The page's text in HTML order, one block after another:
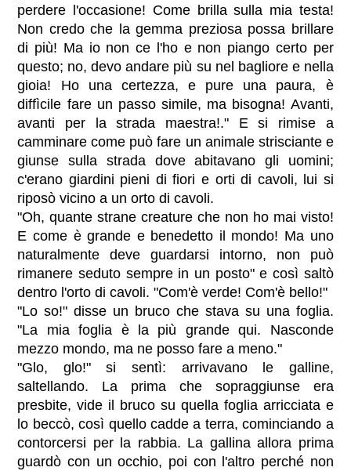
perdere l'occasione! Come brilla sulla mia testa!
Non credo che la gemma preziosa possa brillare
di più! Ma io non ce l'ho e non piango certo per
questo; no, devo andare più su nel bagliore e nella
gioia! Ho una certezza, e pure una paura, è
diffìcile fare un passo simile, ma bisogna! Avanti,
avanti per la strada maestra!." E si rimise a
camminare come può fare un animale strisciante e
giunse sulla strada dove abitavano gli uomini;
c'erano giardini pieni di fiori e orti di cavoli, lui si
riposò vicino a un orto di cavoli.
"Oh, quante strane creature che non ho mai visto!
E come è grande e benedetto il mondo! Ma uno
naturalmente deve guardarsi intorno, non può
rimanere seduto sempre in un posto" e così saltò
dentro l'orto di cavoli. "Com'è verde! Com'è bello!"
"Lo so!" disse un bruco che stava su una foglia.
"La mia foglia è la più grande qui. Nasconde
mezzo mondo, ma ne posso fare a meno."
"Glo, glo!" si sentì: arrivavano le galline,
saltellando. La prima che sopraggiunse era
presbite, vide il bruco su quella foglia arricciata e
lo beccò, così quello cadde a terra, cominciando a
contorcersi per la rabbia. La gallina allora prima
guardò con un occhio, poi con l'altro perché non